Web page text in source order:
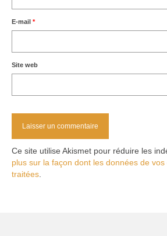
E-mail *
Site web
Ce site utilise Akismet pour réduire les
plus sur la façon dont les données de
traitées